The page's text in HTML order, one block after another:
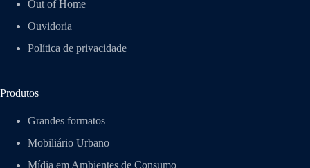
Out of Home
Ouvidoria
Política de privacidade
Produtos
Grandes formatos
Mobiliário Urbano
Mídia em Ambientes de Consumo